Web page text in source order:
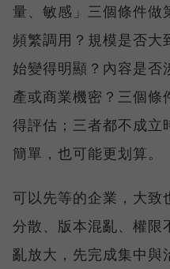
量、敏感」三個條件做
頻繁調用？規模是否大
始變得明顯？內容是否
產或商業機密？三個條
得評估；三者都不成立
簡單，也可能更划算。
可以先等的企業，大致
分散、版本混亂、權
亂放大，先完成集中與